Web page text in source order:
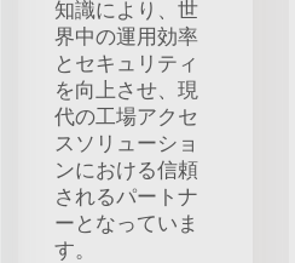
知識により、世
界中の運用効率
とセキュリティ
を向上させ、現
代の工場アクセ
スソリューショ
ンにおける信頼
されるパートナ
ーとなっていま
す。